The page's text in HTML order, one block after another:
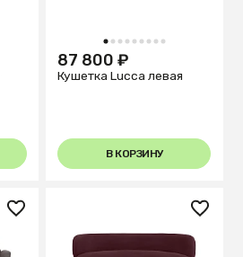
1 2 3 4 5 6 7 8 9
87 800 ₽
Кушетка Lucca левая
В КОРЗИНУ